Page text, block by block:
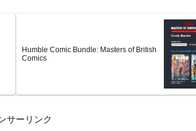
Humble Comic Bundle: Masters of British
Comics
サーリンク